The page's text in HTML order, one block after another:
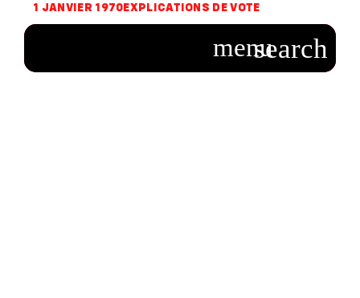
1 JANVIER 1970EXPLICATIONS DE VOTE
L’avenir de
l’éducation